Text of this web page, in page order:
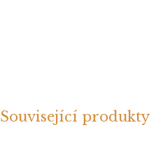
Související produkty